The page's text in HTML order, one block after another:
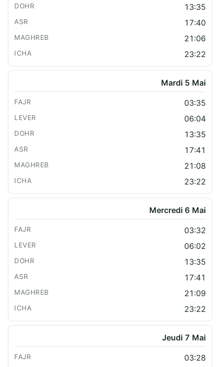
13:35
17:40
21:06
23:22
Mardi 5 Mai
03:35
06:04
13:35
17:41
21:08
23:22
Mercredi 6 Mai
03:32
06:02
13:35
17:41
21:09
23:22
Jeudi 7 Mai
03:28